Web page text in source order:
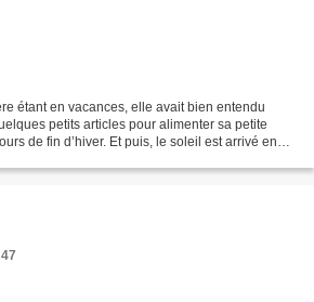
étant en vacances, elle avait bien entendu
petits articles pour alimenter sa petite
de fin d’hiver. Et puis, le soleil est arrivé en